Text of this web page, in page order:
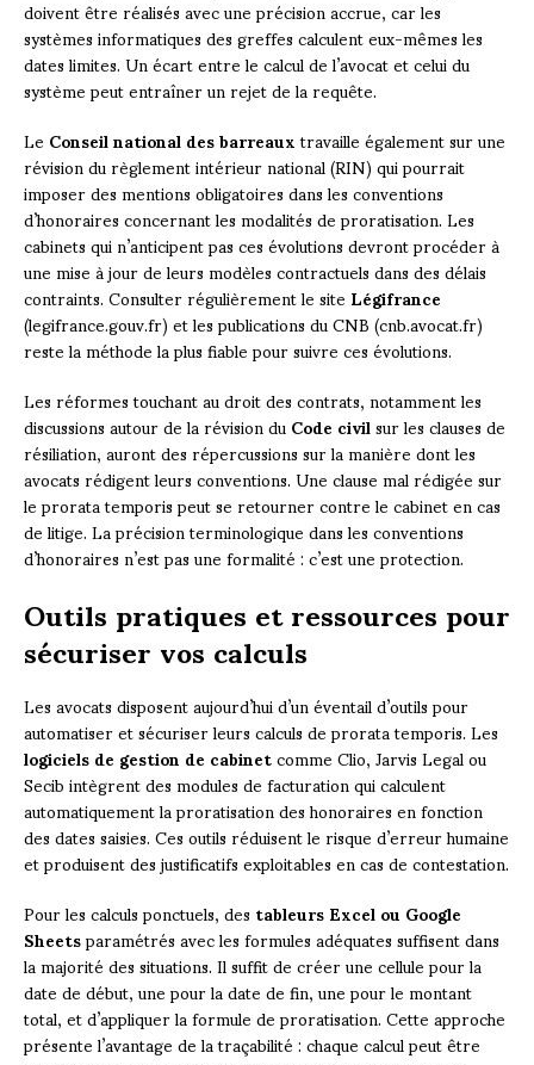
doivent être réalisés avec une précision accrue, car les
systèmes informatiques des greffes calculent eux-mêmes les
dates limites. Un écart entre le calcul de l’avocat et celui du
système peut entraîner un rejet de la requête.
LeConseil national des barreauxtravaille également sur une
révision du règlement intérieur national (RIN) qui pourrait
imposer des mentions obligatoires dans les conventions
d’honoraires concernant les modalités de proratisation. Les
cabinets qui n’anticipent pas ces évolutions devront procéder à
une mise à jour de leurs modèles contractuels dans des délais
contraints. Consulter régulièrement le siteLégifrance
(legifrance.gouv.fr) et les publications du CNB (cnb.avocat.fr)
reste la méthode la plus fiable pour suivre ces évolutions.
Les réformes touchant au droit des contrats, notamment les
discussions autour de la révision duCode civilsur les clauses de
résiliation, auront des répercussions sur la manière dont les
avocats rédigent leurs conventions. Une clause mal rédigée sur
le prorata temporis peut se retourner contre le cabinet en cas
de litige. La précision terminologique dans les conventions
d’honoraires n’est pas une formalité : c’est une protection.
Outils pratiques et ressources pour
sécuriser vos calculs
Les avocats disposent aujourd’hui d’un éventail d’outils pour
automatiser et sécuriser leurs calculs de prorata temporis. Les
logiciels de gestion de cabinetcomme Clio, Jarvis Legal ou
Secib intègrent des modules de facturation qui calculent
automatiquement la proratisation des honoraires en fonction
des dates saisies. Ces outils réduisent le risque d’erreur humaine
et produisent des justificatifs exploitables en cas de contestation.
Pour les calculs ponctuels, destableurs Excel ou Google
Sheetsparamétrés avec les formules adéquates suffisent dans
la majorité des situations. Il suffit de créer une cellule pour la
date de début, une pour la date de fin, une pour le montant
total, et d’appliquer la formule de proratisation. Cette approche
présente l’avantage de la traçabilité : chaque calcul peut être